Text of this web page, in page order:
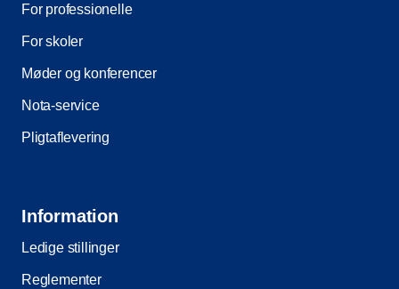
For professionelle
For skoler
Møder og konferencer
Nota-service
Pligtaflevering
Information
Ledige stillinger
Reglementer